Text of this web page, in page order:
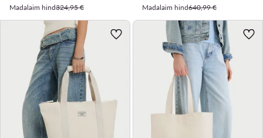
Madalaim hind324,95 €
Madalaim hind640,99 €